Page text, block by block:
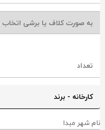
کارخانه - برند
شهر مبدا